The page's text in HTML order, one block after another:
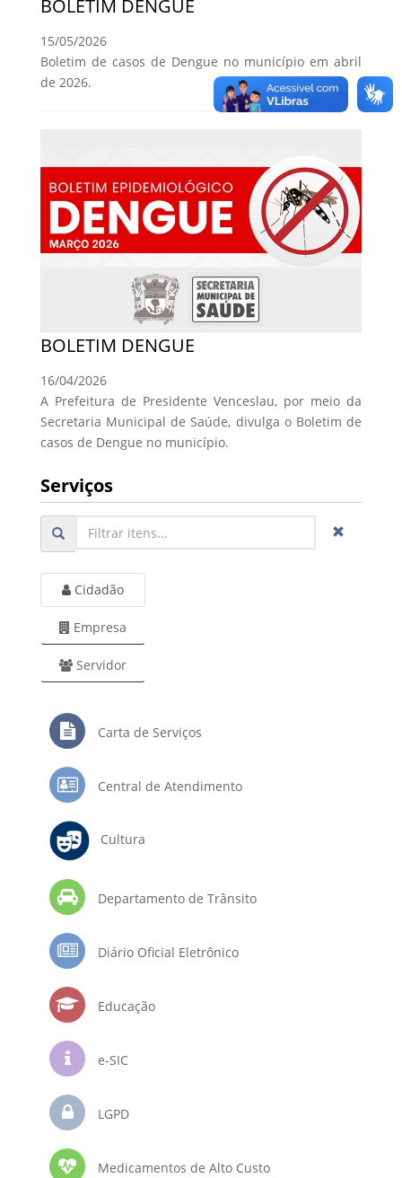
BOLETIM DENGUE
15/05/2026
Boletim de casos de Dengue no município em abril
de 2026.
BOLETIM DENGUE
16/04/2026
A Prefeitura de Presidente Venceslau, por meio da
Secretaria Municipal de Saúde, divulga o Boletim de
casos de Dengue no município.
Serviços
Cidadão
Empresa
Servidor
Carta de Serviços
Central de Atendimento
Cultura
Departamento de Trânsito
Diário Oficial Eletrônico
Educação
e-SIC
LGPD
Medicamentos de Alto Custo